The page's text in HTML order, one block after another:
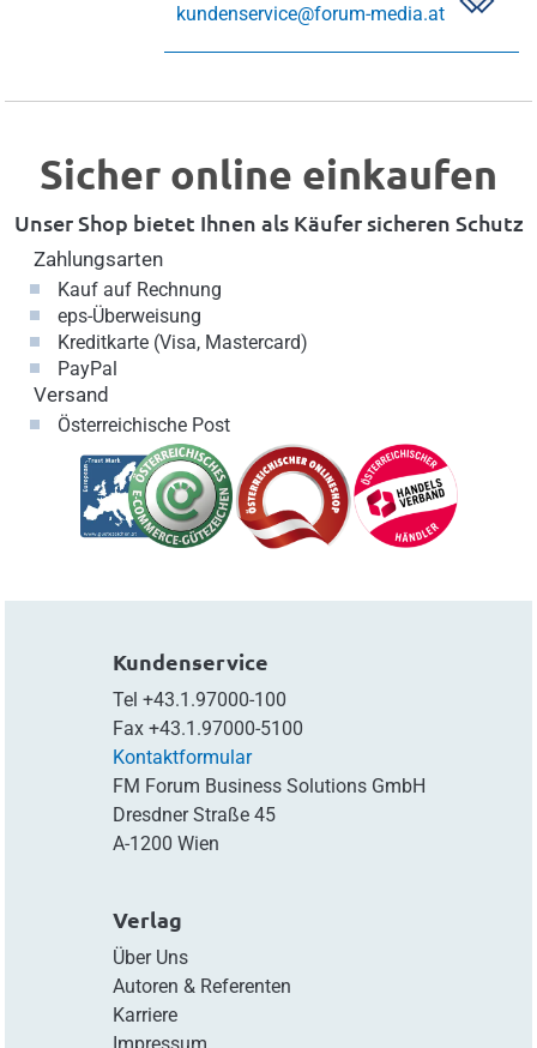
kundenservice@forum-media.at
Sicher online einkaufen
Unser Shop bietet Ihnen als Käufer sicheren Schutz
Zahlungsarten
Kauf auf Rechnung
eps-Überweisung
Kreditkarte (Visa, Mastercard)
PayPal
Versand
Österreichische Post
Kundenservice
Tel +43.1.97000-100
Fax +43.1.97000-5100
Kontaktformular
FM Forum Business Solutions GmbH
Dresdner Straße 45
A-1200 Wien
Verlag
Über Uns
Autoren & Referenten
Karriere